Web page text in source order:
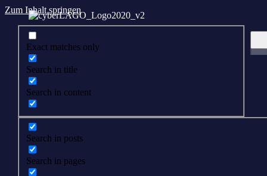
Zum Inhalt springen
Exact matches only
Search in title
Search in content
Search in posts
Search in pages